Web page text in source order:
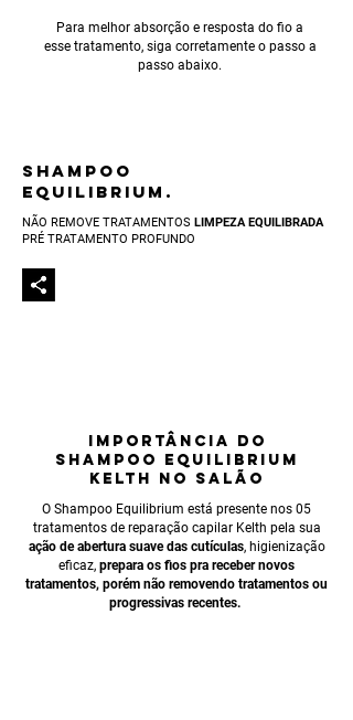
Para melhor absorção e resposta do fio a
esse tratamento, siga corretamente o passo a
passo abaixo.
SHAMPOO
EQUILIBRIUM.
NÃO REMOVE TRATAMENTOS LIMPEZA EQUILIBRADA
PRÉ TRATAMENTO PROFUNDO
IMPORTÂNCIA DO
SHAMPOO EQUILIBRIUM
KELTH NO SALÃO
O Shampoo Equilibrium está presente nos 05
tratamentos de reparação capilar Kelth pela sua
ação de abertura suave das cutículas, higienização
eficaz, prepara os fios pra receber novos
tratamentos, porém não removendo tratamentos ou
progressivas recentes.